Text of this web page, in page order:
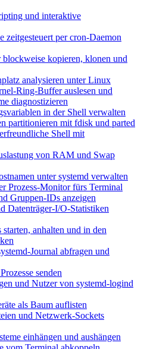
und interaktive
per cron-Daemon
kopieren, klonen und
analysieren unter Linux
Ring-Buffer auslesen und
diagnostizieren
in der Shell verwalten
partitionieren mit fdisk und parted
Shell mit
von RAM und Swap
unter systemd verwalten
Prozess-Monitor fürs Terminal
Gruppen-IDs anzeigen
Datenträger-I/O-Statistiken
anhalten und in den
Journal abfragen und
senden
und Nutzer von systemd-logind
als Baum auflisten
und Netzwerk-Sockets
einhängen und aushängen